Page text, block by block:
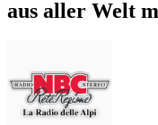
aus aller Welt